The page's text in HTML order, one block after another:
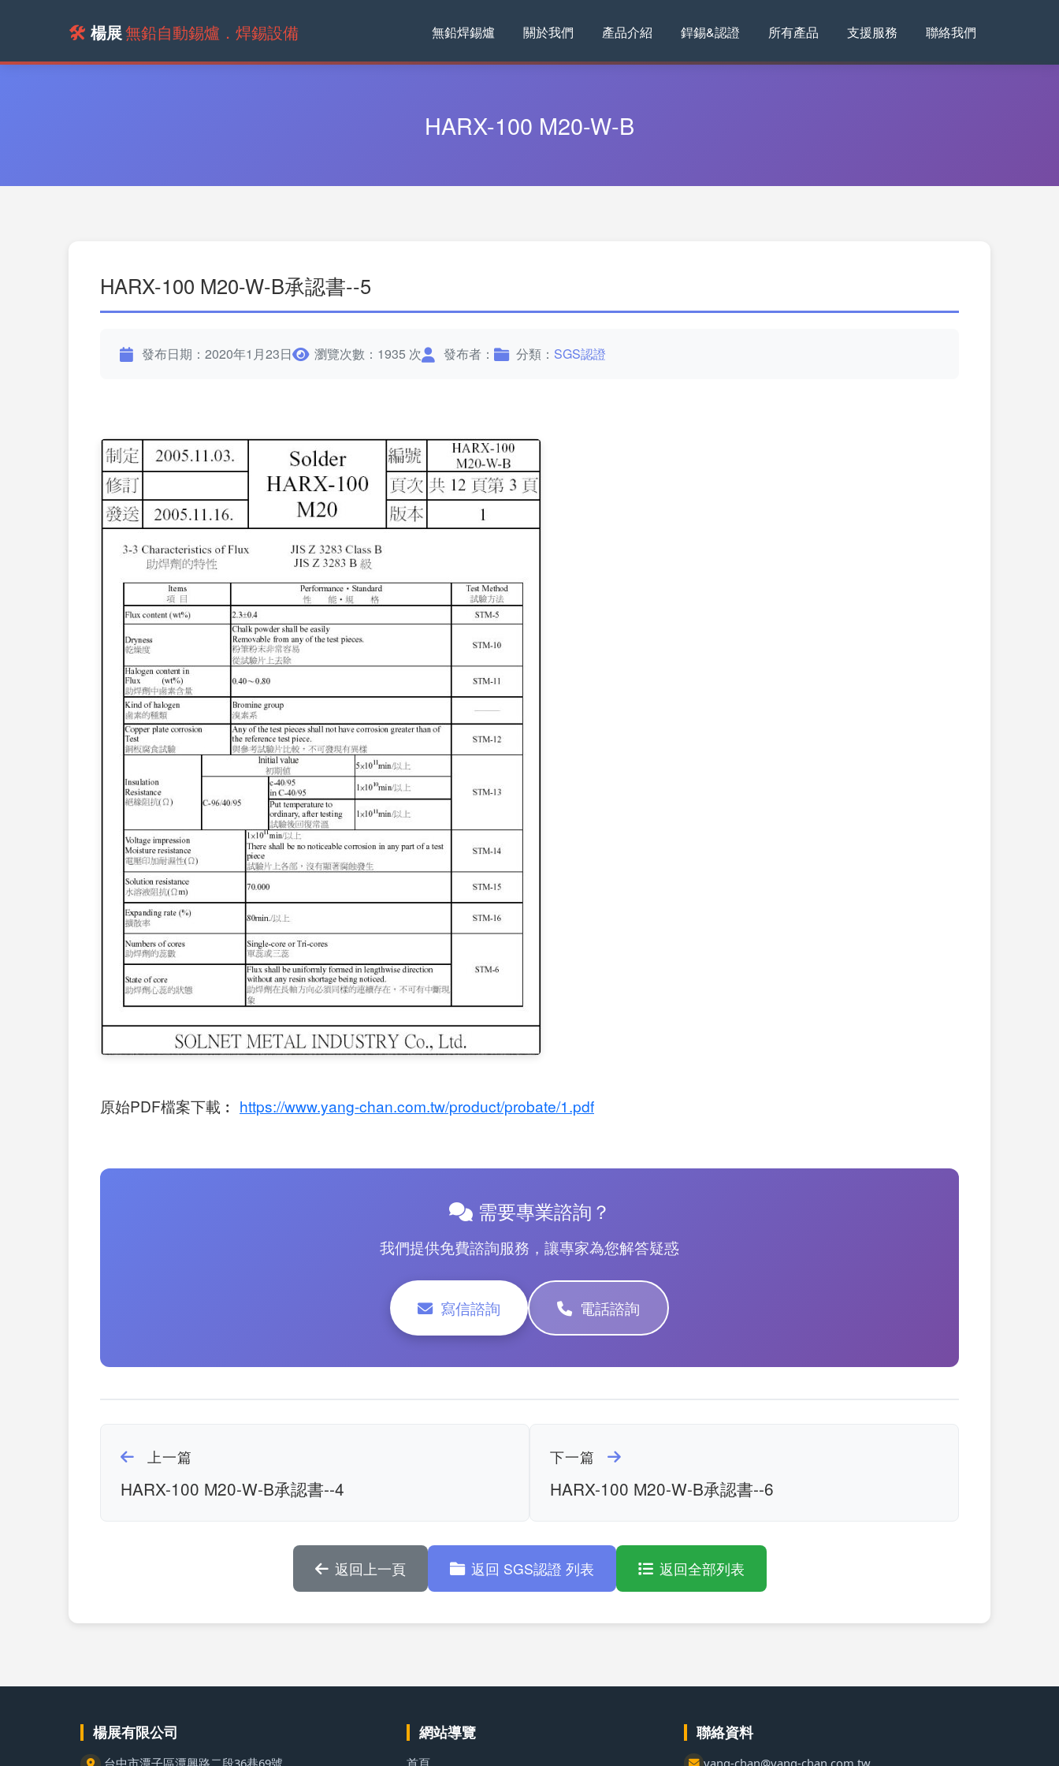
🛠️ 楊展無鉛自動錫爐．焊錫設備 無鉛焊錫爐 關於我們 產品介紹 銲錫&認證 所有產品 支援服務 聯絡我們
HARX-100 M20-W-B
HARX-100 M20-W-B承認書--5
發布日期：2020年1月23日 瀏覽次數：1935 次 發布者： 分類： SGS認證
原始PDF檔案下載︰ https://www.yang-chan.com.tw/product/probate/1.pdf
需要專業諮詢？
我們提供免費諮詢服務，讓專家為您解答疑惑
寫信諮詢 電話諮詢
上一篇
HARX-100 M20-W-B承認書--4
下一篇
HARX-100 M20-W-B承認書--6
返回上一頁 返回 SGS認證 列表 返回全部列表
楊展有限公司
台中市潭子區潭興路二段36巷69號
網站導覽
首頁
聯絡資料